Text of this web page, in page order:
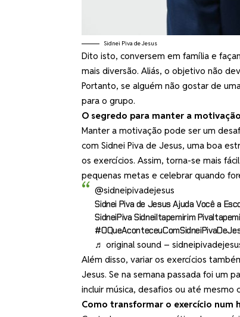
Sidnei Piva de Jesus
Dito isto, conversem em família e
mais diversão. Aliás, o objetivo não
Portanto, se alguém não gostar de
para o grupo.
O segredo para manter a
Manter a motivação pode ser um
com Sidnei Piva de Jesus, uma boa
os exercícios. Assim, torna-se mais
pequenas metas e celebrar quando
@sidneipivadejesus
Sidnei Piva de Jesus Ajuda Você a
SidneiPiva SidneiItapemirim
♬ original sound –
Além disso, variar os exercícios
Jesus. Se na semana passada foi um
incluir música, desafios ou até
Como transformar o exercício num